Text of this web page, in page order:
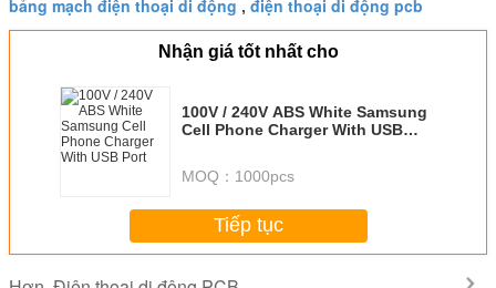
bảng mạch điện thoại di động , điện thoại di động pcb
Nhận giá tốt nhất cho
100V / 240V ABS White Samsung
Cell Phone Charger With USB
MOQ： 1000pcs
Tiếp tục